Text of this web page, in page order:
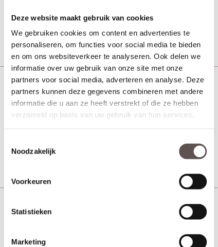
Deze website maakt gebruik van cookies
We gebruiken cookies om content en advertenties te
personaliseren, om functies voor social media te bieden
en om ons websiteverkeer te analyseren. Ook delen we
informatie over uw gebruik van onze site met onze
partners voor social media, adverteren en analyse. Deze
partners kunnen deze gegevens combineren met andere
informatie die u aan ze heeft verstrekt of die ze hebben
verzameld op basis van uw gebruik van hun services.
Noodzakelijk
Voorkeuren
Statistieken
Marketing
5 werkdagen
Bekijk
CanDo PNL1 2B03 Diamond 1
MDF binnendeur
Vanaf € 635,-
CanDo PNL1 2B03 Zonder glas